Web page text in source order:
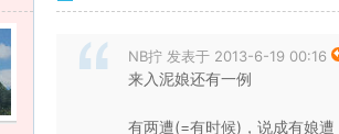
NB拧 发表于 2013-6-19 00:16
来入泥娘还有一例
有两遭(=有时候)，说成有娘遭